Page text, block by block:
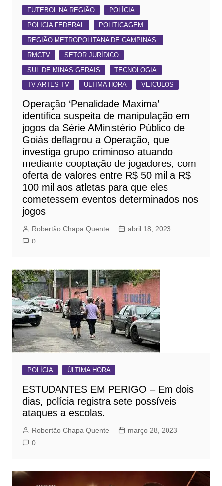
FUTEBOL NA REGIÃO
POLÍCIA
POLICIA FEDERAL
POLITICAGEM
REGIÃO METROPOLITANA DE CAMPINAS.
RMCTV
SETOR JURÍDICO
SUL DE MINAS GERAIS
TECNOLOGIA
TV ARTES TV
ÚLTIMA HORA VEÍCULOS
Operação ‘Penalidade Maxima’
identifica suspeita de manipulação em
jogos da Série AMinistério Público de
Goiás deflagrou a Operação, que
investiga grupo criminoso atuando
mediante cooptação de jogadores, com
oferta de valores entre R$ 50 mil a R$
100 mil aos atletas para que eles
cometessem eventos determinados nos
jogos
Robertão Chapa Quente
abril 18, 2023
0
POLÍCIA ÚLTIMA HORA
ESTUDANTES EM PERIGO – Em dois
dias, polícia registra sete possíveis
ataques a escolas.
Robertão Chapa Quente
março 28, 2023
0